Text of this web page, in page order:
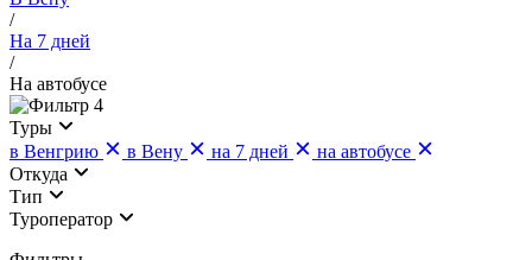
/
На 7 дней
/
На автобусе
4
Туры
в Венгрию
в Вену на 7 дней
на автобусе
Откуда
Тип
Туроператор